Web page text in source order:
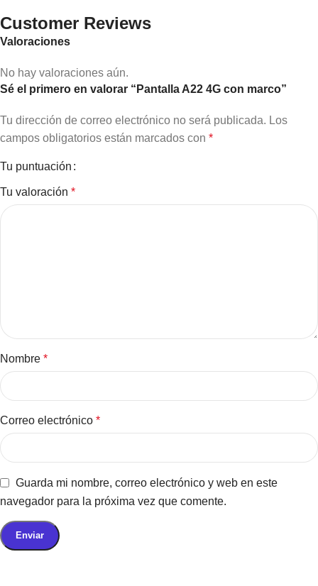
Customer Reviews
Valoraciones
No hay valoraciones aún.
Sé el primero en valorar “Pantalla A22 4G con marco”
Tu dirección de correo electrónico no será publicada. Los
campos obligatorios están marcados con *
Tu puntuación
Tu valoración *
Nombre *
Correo electrónico *
Guarda mi nombre, correo electrónico y web en este
navegador para la próxima vez que comente.